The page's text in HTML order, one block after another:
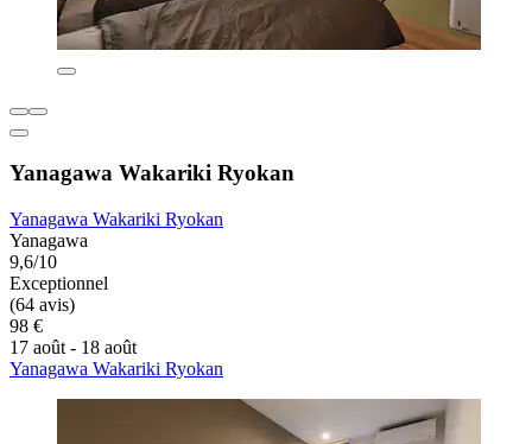
Yanagawa Wakariki Ryokan
Yanagawa Wakariki Ryokan
Yanagawa
9,6/10
Exceptionnel
(64 avis)
98 €
17 août - 18 août
Yanagawa Wakariki Ryokan